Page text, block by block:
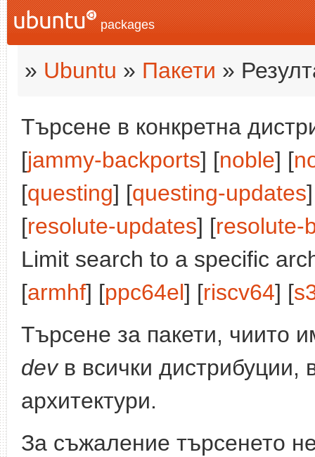
packages
» Ubuntu » Пакети »
Търсене в конкретна
[jammy-backports] [noble] [
[questing] [questing-updates
[resolute-updates] [resolute-
Limit search to a specific
[armhf] [ppc64el] [riscv64] [
Търсене за пакети, чиито
devв всички дистрибуции,
архитектури.
За съжаление търсенето